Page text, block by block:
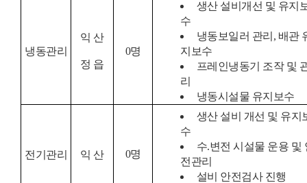
냉동관리
익 산
정 읍
0명
생산 설비개선 및 유지
수
냉동보일러 관리, 배관
지보수
프레인냉동기 조작 및
리
냉동시설물 유지보수
전기관리 익 산 0명
생산 설비 개선 및 유지
수
수.변전 시설물 운용 및
전관리
설비 안전검사 진행